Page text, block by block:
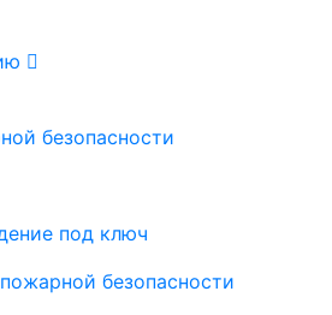
безопасности
под ключ
безопасности